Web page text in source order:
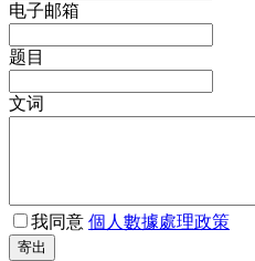
电子邮箱
题目
文词
我同意 個人數據處理政策
寄出